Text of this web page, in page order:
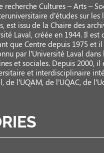
recherche Cultures – Arts –
d’études sur les
est issu de la Chaire des
Laval, créée en 1944. Il est
que Centre depuis 1975 et
par l’Université Laval
et sociales. Depuis 2000,
et interdisciplinaire
de l’UQAM, de l’UQAC, de